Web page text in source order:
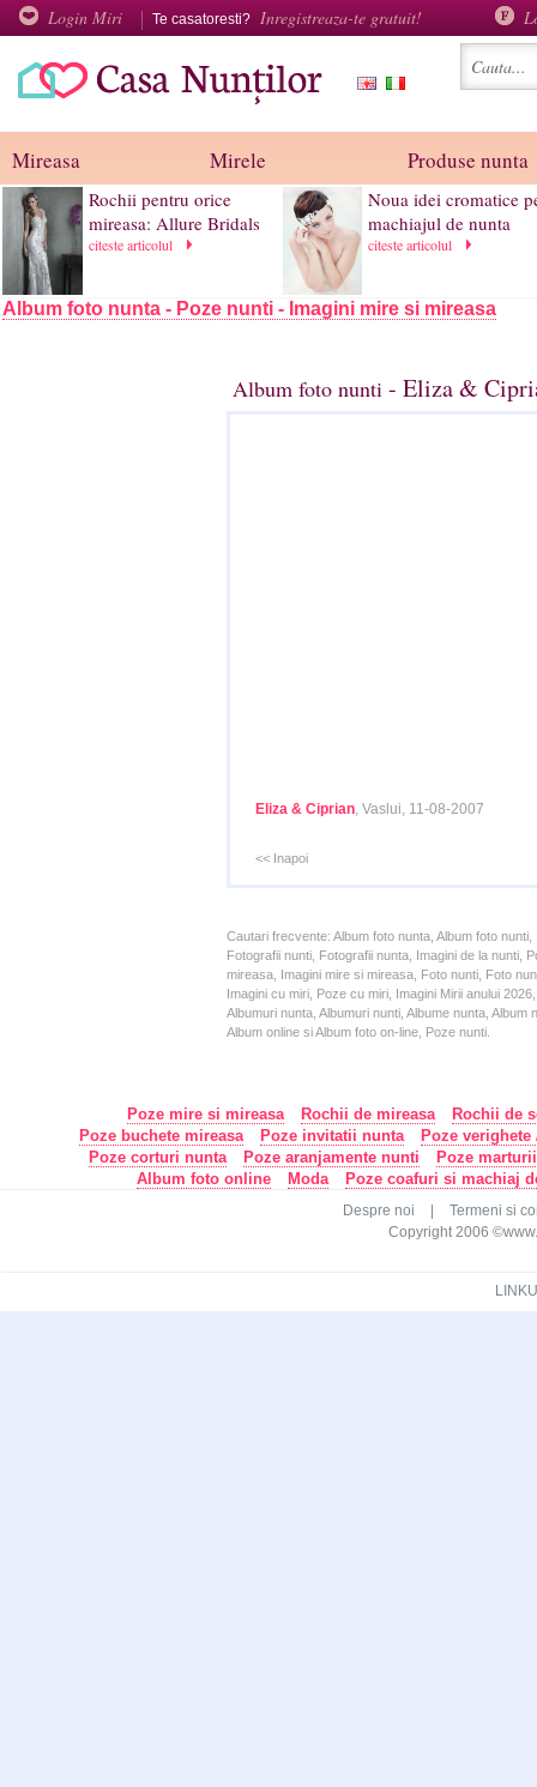
Login Miri Te casatoresti? Inregistreaza-te gratuit!
Mireasa Mirele Produse nunta
Rochii pentru orice
mireasa: Allure Bridals
citeste articolul
Noua idei cromatice
machiajul de nunta
citeste articolul
Album foto nunta - Poze nunti - Imagini mire si mireasa
Album foto nunti - Eliza &
Eliza & Ciprian, Vaslui, 11-08-2007
<< Inapoi
Cautari frecvente: Album foto nunta, Album foto
Fotografii nunti, Fotografii nunta, Imagini de la nunti,
mireasa, Imagini mire si mireasa, Foto nunti, Foto
Imagini cu miri, Poze cu miri, Imagini Mirii anului
Albumuri nunta, Albumuri nunti, Albume nunta,
Album online si Album foto on-line, Poze nunti.
Poze mire si mireasa Rochii de mireasa
Rochii de
Poze buchete mireasa
Poze invitatii nunta
Poze
Poze corturi nunta
Poze aranjamente nunti
Poze
Album foto online
Moda Poze coafuri si machiaj
Despre noi
Termeni si
Copyright 2006